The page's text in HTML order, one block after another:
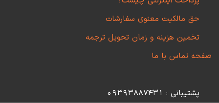
حق مالکیت معنوی سفارشات
تخمین هزینه و زمان تحویل ترجمه
صفحه تماس با ما
پشتیبانی : 09393887431